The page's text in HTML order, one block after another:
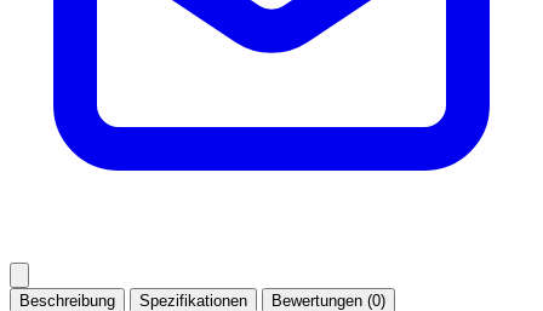
Beschreibung Spezifikationen Bewertungen (0)